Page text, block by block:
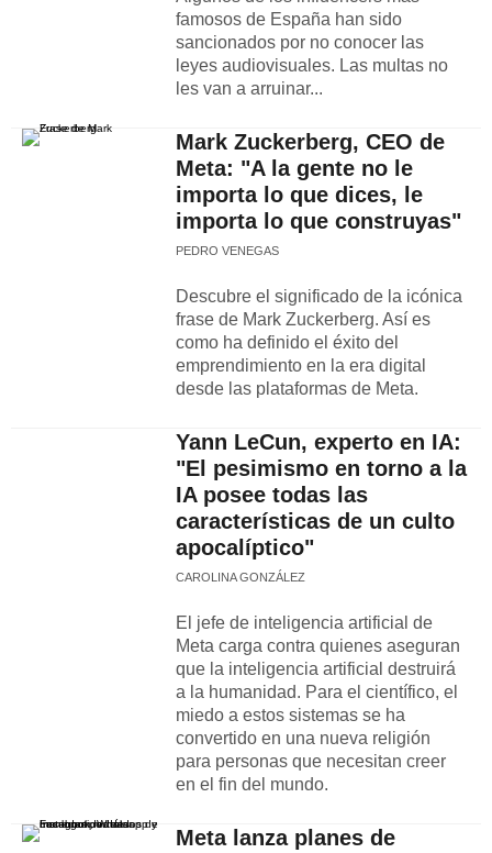
famosos de España han sido
sancionados por no conocer las
leyes audiovisuales. Las multas no
les van a arruinar...
Mark Zuckerberg, CEO de
Meta: "A la gente no le
importa lo que dices, le
importa lo que construyas"
PEDRO VENEGAS
Descubre el significado de la icónica
frase de Mark Zuckerberg. Así es
como ha definido el éxito del
emprendimiento en la era digital
desde las plataformas de Meta.
Yann LeCun, experto en IA:
"El pesimismo en torno a la
IA posee todas las
características de un culto
apocalíptico"
CAROLINA GONZÁLEZ
El jefe de inteligencia artificial de
Meta carga contra quienes aseguran
que la inteligencia artificial destruirá
a la humanidad. Para el científico, el
miedo a estos sistemas se ha
convertido en una nueva religión
para personas que necesitan creer
en el fin del mundo.
Meta lanza planes de